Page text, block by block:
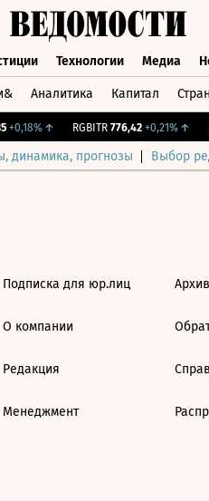
Технологии Медиа
Аналитика Капитал
+0,18%↑ RGBITR 776,42 +0,21%↑
динамика, прогнозы Выбор
Подписка для юр.лиц
О компании
Редакция
Менеджмент
Архив